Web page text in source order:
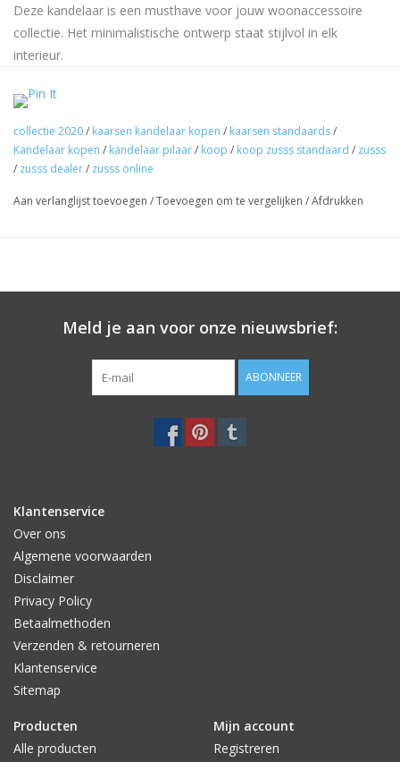
Deze kandelaar is een musthave voor jouw woonaccessoire
collectie. Het minimalistische ontwerp staat stijlvol in elk
interieur.
Deze kandelaar heeft een chique uitstraling. In de houder past
een rustiek kaarsje van 12cm of van 20cm. Het blad van de
kaarsenhouder leent zich voor wat decoratie. Het herkenbare
Zusss logo is zichtbaar op de houder van de kaars. Combineer
deze kandelaar met andere kandelaars, vazen en/of deco
objecten. Zo stel je jouw unieke set samen.
collectie 2020/ kaarsen kandelaar kopen / kaarsen standaards/
Kandelaar kopen / kandelaar pilaar/ koop / koop zusss standaard / zusss
/ zusss dealer/ zusss online
Aan verlanglijst toevoegen /Toevoegen om te vergelijken /Afdrukken
Meld je aan voor onze nieuwsbrief:
ABONNEER
Klantenservice
Over ons
Algemene voorwaarden
Disclaimer
Privacy Policy
Betaalmethoden
Verzenden & retourneren
Klantenservice
Sitemap
Producten
Alle producten
Mijn account
Registreren